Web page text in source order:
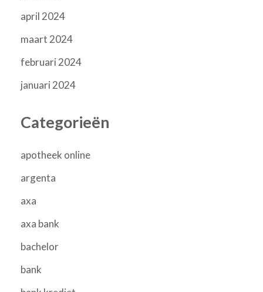
april 2024
maart 2024
februari 2024
januari 2024
Categorieën
apotheek online
argenta
axa
axa bank
bachelor
bank